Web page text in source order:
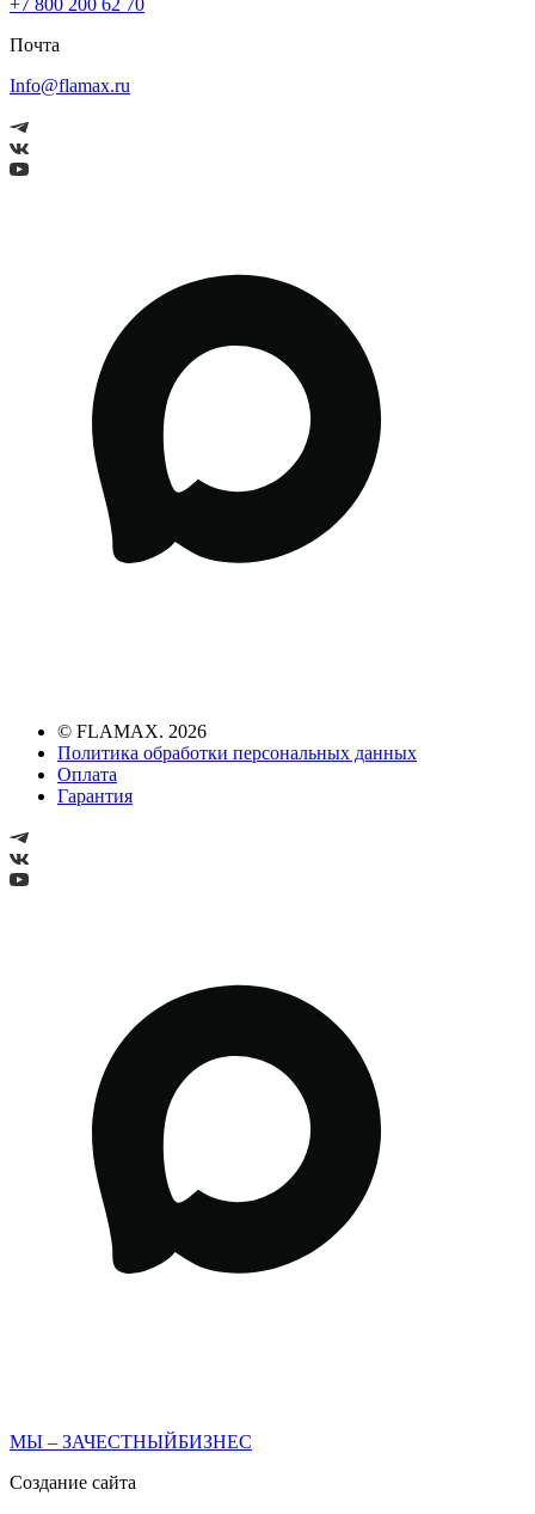
Почта
Info@flamax.ru
© FLAMAX. 2026
Политика обработки персональных данных
Оплата
Гарантия
МЫ – ЗАЧЕСТНЫЙБИЗНЕС
Создание сайта